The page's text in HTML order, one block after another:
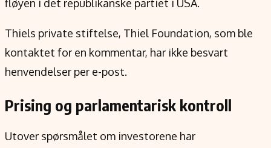
fløyen i det republikanske partiet i USA.
Thiels private stiftelse, Thiel Foundation, som ble
kontaktet for en kommentar, har ikke besvart
henvendelser per e-post.
Prising og parlamentarisk kontroll
Utover spørsmålet om investorene har